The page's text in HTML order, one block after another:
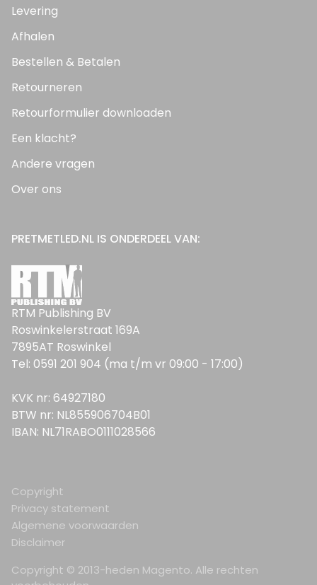
Levering
Afhalen
Bestellen & Betalen
Retourneren
Retourformulier downloaden
Een klacht?
Andere vragen
Over ons
PRETMETLED.NL IS ONDERDEEL VAN:
RTM Publishing BV
Roswinkelerstraat 169A
7895AT Roswinkel
Tel: 0591 201 904 (ma t/m vr 09:00 - 17:00)
KVK nr: 64927180
BTW nr: NL855906704B01
IBAN: NL71RABO0111028566
Copyright © 2013-heden Magento. Alle rechten
Copyright
Privacy statement
Algemene voorwaarden
Disclaimer